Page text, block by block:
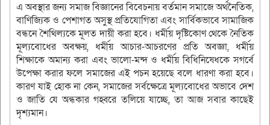
এ অবস্থার জন্য সমাজ বিজ্ঞানের বিবেচনায় বর্তমান সমাজে অর্থনৈতিক,
বাণিজ্যিক ও পেশাগত অসুস্থ প্রতিযোগিতা এবং সার্বিকভাবে সামাজিক
বন্ধনে শৈথিল্যকে মূলত দায়ী করা হবে। ধর্মীয় দৃষ্টিকোণ থেকে নৈতিক
মূল্যবোধের অবক্ষয়, ধর্মীয় আচার-আচরণের প্রতি অবজ্ঞা, ধর্মীয়
শিক্ষাকে অমান্য করা এবং ভালো-মন্দ ও ধর্মীয় বিধিনিষেধকে সগর্বে
উপেক্ষা করার ফলে সমাজের এই পচন হয়েছে বলে ধারণা করা হবে।
কারণ যাই হোক না কেন, সমাজের সর্বক্ষেত্রে মূল্যবোধের অভাবে দেশ
ও জাতি যে অন্ধকার গহ্বরে তলিয়ে যাচ্ছে, তা আজ সবার কাছেই
দৃশ্যমান।